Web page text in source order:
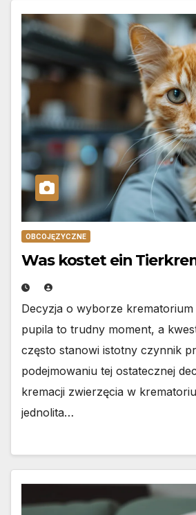
OBCOJĘZYCZNE
Was kostet ein
Decyzja o wyborze
pupila to trudny moment, a
często stanowi istotny czynnik
podejmowaniu tej ostatecznej
kremacji zwierzęcia w
jednolita…